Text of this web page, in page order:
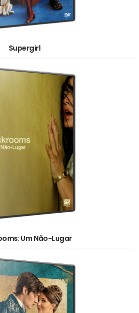
Supergirl
Um Não-Lugar